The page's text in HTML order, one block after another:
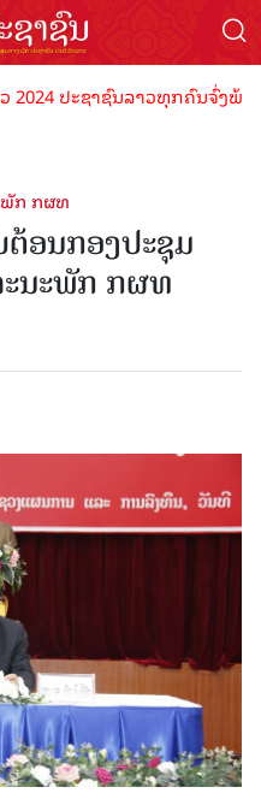
ປະຊາຊົນລາວທຸກຄົນຈົ່ງພ້ອມ
ພັກ ກຜທ
ອນກອງປະຊຸມ
ະນະພັກ ກຜທ